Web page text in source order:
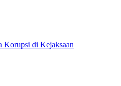
Korupsi di Kejaksaan